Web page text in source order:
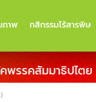
ภาพ กสิกรรมไร้สารพิษ
พรรคสัมมาธิปไตย